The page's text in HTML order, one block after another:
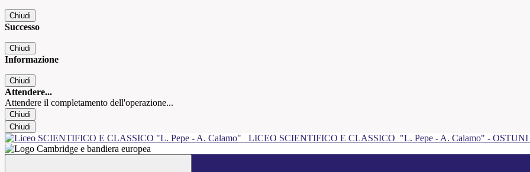
Chiudi
Successo
Chiudi
Informazione
Chiudi
Attendere...
Attendere il completamento dell'operazione...
Chiudi
Chiudi
LICEO SCIENTIFICO E CLASSICO "L. Pepe - A. Calamo" - OSTUNI